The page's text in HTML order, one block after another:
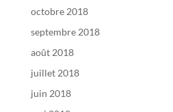
octobre 2018
septembre 2018
août 2018
juillet 2018
juin 2018